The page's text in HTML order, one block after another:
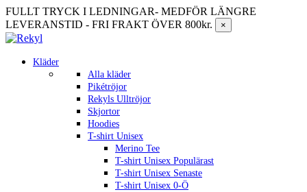
FULLT TRYCK I LEDNINGAR- MEDFÖR LÄNGRE
LEVERANSTID - FRI FRAKT ÖVER 800kr.
×
Kläder
Alla kläder
Pikétröjor
Rekyls Ulltröjor
Skjortor
Hoodies
T-shirt Unisex
Merino Tee
T-shirt Unisex Populärast
T-shirt Unisex Senaste
T-shirt Unisex 0-Ö